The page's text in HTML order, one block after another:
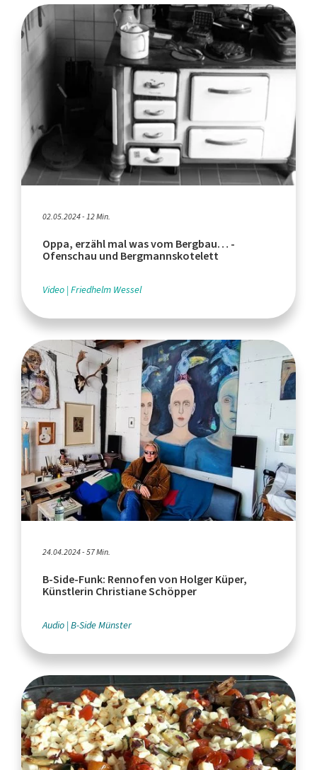
02.05.2024 - 12 Min.
Oppa, erzähl mal was vom Bergbau… -
Ofenschau und Bergmannskotelett
Video Friedhelm Wessel
24.04.2024 - 57 Min.
B-Side-Funk: Rennofen von Holger Küper,
Künstlerin Christiane Schöpper
Audio B-Side Münster